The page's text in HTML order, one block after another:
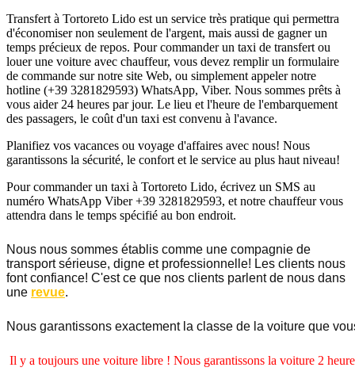
Transfert à Tortoreto Lido est un service très pratique qui permettra
d'économiser non seulement de l'argent, mais aussi de gagner un
temps précieux de repos. Pour commander un taxi de transfert ou
louer une voiture avec chauffeur, vous devez remplir un formulaire
de commande sur notre site Web, ou simplement appeler notre
hotline (+39 3281829593) WhatsApp, Viber. Nous sommes prêts à
vous aider 24 heures par jour. Le lieu et l'heure de l'embarquement
des passagers, le coût d'un taxi est convenu à l'avance.
Planifiez vos vacances ou voyage d'affaires avec nous! Nous
garantissons la sécurité, le confort et le service au plus haut niveau!
Pour commander un taxi à Tortoreto Lido, écrivez un SMS au
numéro WhatsApp Viber +39 3281829593, et notre chauffeur vous
attendra dans le temps spécifié au bon endroit.
Nous nous sommes établis comme une compagnie de
transport sérieuse, digne et professionnelle! Les clients nous
font confiance! C'est ce que nos clients parlent de nous dans
une revue.
Nous garantissons exactement la classe de la voiture que
Il y a toujours une voiture libre ! Nous garantissons la voiture 2